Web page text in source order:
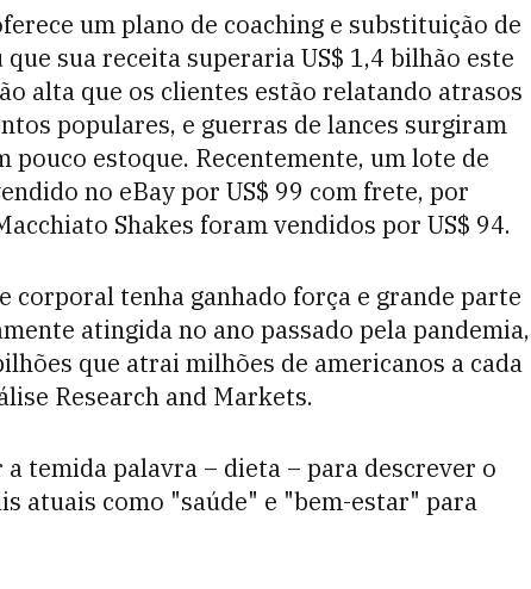
um plano de coaching e substituição de
sua receita superaria US$ 1,4 bilhão este
alta que os clientes estão relatando atrasos
populares, e guerras de lances surgiram
estoque. Recentemente, um lote de
no eBay por US$ 99 com frete, por
Shakes foram vendidos por US$ 94.
tenha ganhado força e grande parte
atingida no ano passado pela pandemia,
que atrai milhões de americanos a cada
Research and Markets.
temida palavra – dieta – para descrever o
atuais como "saúde" e "bem-estar" para